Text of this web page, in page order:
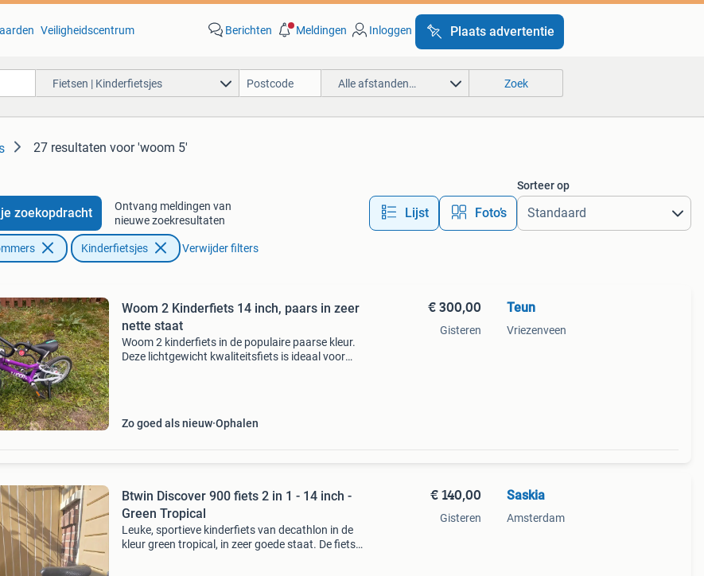
Veiligheidscentrum Berichten Meldingen Inloggen Plaats advertentie
Fietsen | Kinderfietsjes Alle afstanden… Zoek
27 resultaten voor 'woom 5'
zoekopdracht
Ontvang meldingen van
nieuwe zoekresultaten
Lijst Foto’s
Sorteer op
Kinderfietsjes Verwijder filters
Woom 2 Kinderfiets 14 inch, paars in zeer
nette staat
Woom 2 kinderfiets in de populaire paarse kleur.
Deze lichtgewicht kwaliteitsfiets is ideaal voor
Zo goed als nieuw Ophalen
€ 300,00
Gisteren
Teun
Vriezenveen
Btwin Discover 900 fiets 2 in 1 - 14 inch -
Green Tropical
Leuke, sportieve kinderfiets van decathlon in de
kleur green tropical, in zeer goede staat. De fiets
€ 140,00
Gisteren
Saskia
Amsterdam